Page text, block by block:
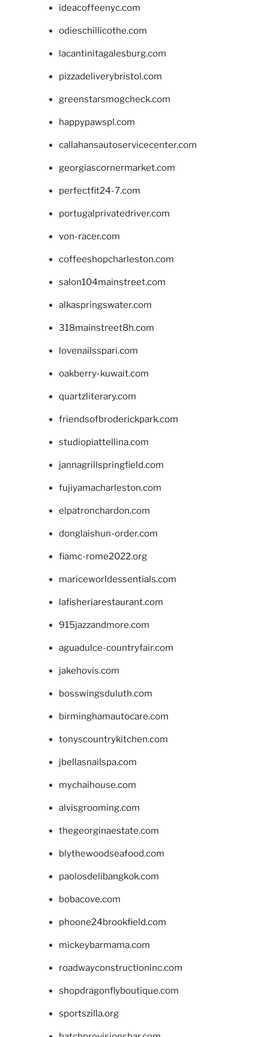
ideacoffeenyc.com
odieschillicothe.com
lacantinitagalesburg.com
pizzadeliverybristol.com
greenstarsmogcheck.com
happypawspl.com
callahansautoservicecenter.com
georgiascornermarket.com
perfectfit24-7.com
portugalprivatedriver.com
von-racer.com
coffeeshopcharleston.com
salon104mainstreet.com
alkaspringswater.com
318mainstreet8h.com
lovenailsspari.com
oakberry-kuwait.com
quartzliterary.com
friendsofbroderickpark.com
studiopiattellina.com
jannagrillspringfield.com
fujiyamacharleston.com
elpatronchardon.com
donglaishun-order.com
fiamc-rome2022.org
mariceworldessentials.com
lafisheriarestaurant.com
915jazzandmore.com
aguadulce-countryfair.com
jakehovis.com
bosswingsduluth.com
birminghamautocare.com
tonyscountrykitchen.com
jbellasnailspa.com
mychaihouse.com
alvisgrooming.com
thegeorginaestate.com
blythewoodseafood.com
paolosdelibangkok.com
bobacove.com
phoone24brookfield.com
mickeybarmama.com
roadwayconstructioninc.com
shopdragonflyboutique.com
sportszilla.org